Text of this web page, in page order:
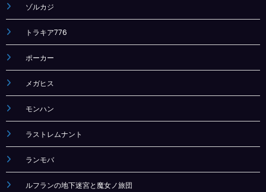
ゾルカジ
トラキア776
ポーカー
メガヒス
モンハン
ラストレムナント
ランモバ
ルフランの地下迷宮と魔女ノ旅団